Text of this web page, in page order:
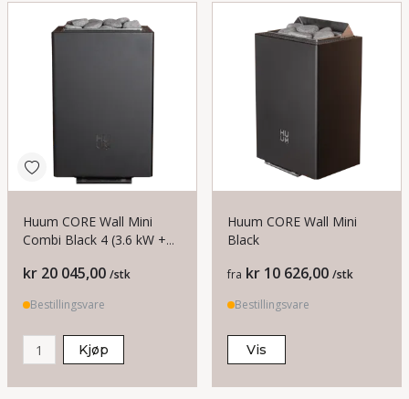
Huum CORE Wall Mini
Combi Black 4 (3.6 kW +
Pris
kr 20 045,00 /stk
Bestillingsvare
Kjøp
Huum CORE Wall Mini
Black
Pris
fra kr 10 626,00 /stk
Bestillingsvare
Vis